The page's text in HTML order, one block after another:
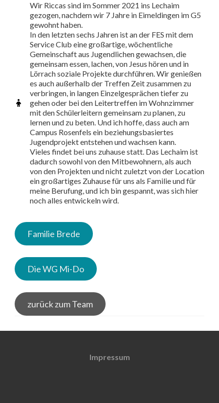
Wir Riccas sind im Sommer 2021 ins Lechaim
gezogen, nachdem wir 7 Jahre in Eimeldingen im G5
gewohnt haben.
In den letzten sechs Jahren ist an der FES mit dem
Service Club eine großartige, wöchentliche
Gemeinschaft aus Jugendlichen gewachsen, die
gemeinsam essen, lachen, von Jesus hören und in
Lörrach soziale Projekte durchführen. Wir genießen
es auch außerhalb der Treffen Zeit zusammen zu
verbringen, in langen Einzelgesprächen tiefer zu
gehen oder bei den Leitertreffen im Wohnzimmer
mit den Schülerleitern gemeinsam zu planen, zu
lernen und zu beten. Und ich hoffe, dass auch am
Campus Rosenfels ein beziehungsbasiertes
Jugendprojekt entstehen und wachsen kann.
Vieles findet bei uns zuhause statt. Das Lechaim ist
dadurch sowohl von den Mitbewohnern, als auch
von den Projekten und nicht zuletzt von der Location
ein großartiges Zuhause für uns als Familie und für
meine Berufung, und ich bin gespannt, was sich hier
noch alles entwickeln wird.
Familie Brede
Die WG Mi-Do
zurück zum Team
Impressum